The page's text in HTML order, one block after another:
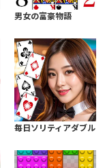
男女の富豪物語
毎日ソリティアダブル